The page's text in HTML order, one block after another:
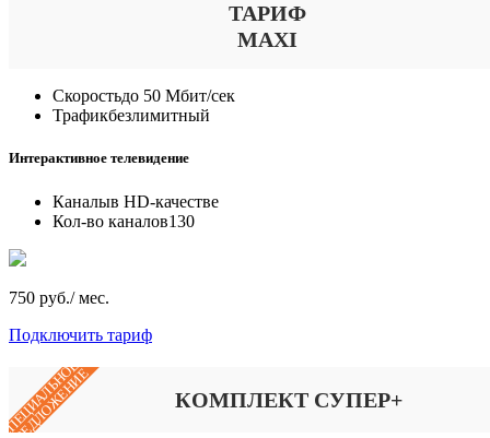
ТАРИФ
MAXI
Скоростьдо 50 Мбит/сек
Трафикбезлимитный
Интерактивное телевидение
Каналыв HD-качестве
Кол-во каналов130
750 руб./ мес.
Подключить тариф
ПРЕДЛОЖЕНИЕ КОМПЛЕКТ СУПЕР+